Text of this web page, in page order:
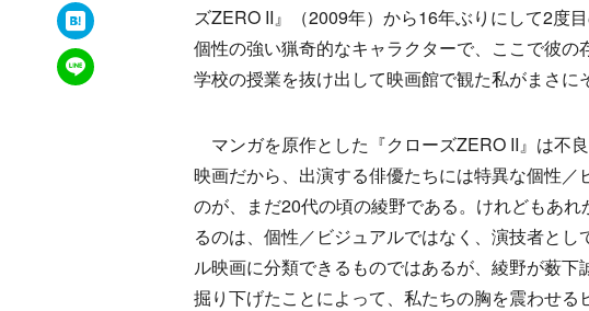
はてなブックマーク
LINEで送る
ズZERO II』（2009年）から16年ぶりにして2度
個性の強い猟奇的なキャラクターで、ここで彼の
学校の授業を抜け出して映画館で観た私がまさに
マンガを原作とした『クローズZERO II』は不
映画だから、出演する俳優たちには特異な個性
のが、まだ20代の頃の綾野である。けれどもあ
るのは、個性／ビジュアルではなく、演技者と
ル映画に分類できるものではあるが、綾野が薮
掘り下げたことによって、私たちの胸を震わせ